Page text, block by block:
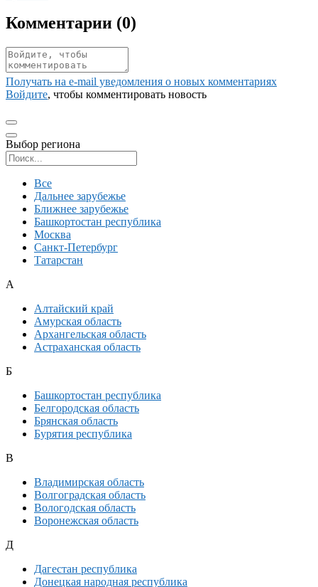
Комментарии (0)
Получать на e‑mail уведомления о новых комментариях
Войдите, чтобы комментировать новость
Выбор региона
Все
Дальнее зарубежье
Ближнее зарубежье
Башкортостан республика
Москва
Санкт-Петербург
Татарстан
А
Алтайский край
Амурская область
Архангельская область
Астраханская область
Б
Башкортостан республика
Белгородская область
Брянская область
Бурятия республика
В
Владимирская область
Волгоградская область
Вологодская область
Воронежская область
Д
Дагестан республика
Донецкая народная республика